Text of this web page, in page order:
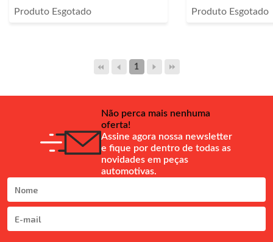
Produto Esgotado Produto Esgotado
1
Não perca mais nenhuma
oferta!
Assine agora nossa newsletter
e fique por dentro de todas as
novidades em peças
automotivas.